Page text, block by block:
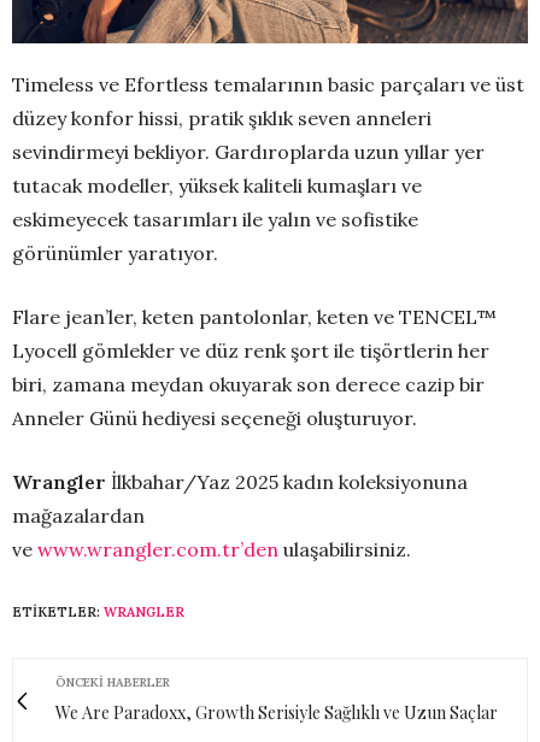
Timeless ve Efortless temalarının basic parçaları ve üst
düzey konfor hissi, pratik şıklık seven anneleri
sevindirmeyi bekliyor. Gardıroplarda uzun yıllar yer
tutacak modeller, yüksek kaliteli kumaşları ve
eskimeyecek tasarımları ile yalın ve sofistike
görünümler yaratıyor.
Flare jean’ler, keten pantolonlar, keten ve TENCEL™
Lyocell gömlekler ve düz renk şort ile tişörtlerin her
biri, zamana meydan okuyarak son derece cazip bir
Anneler Günü hediyesi seçeneği oluşturuyor.
Wrangler İlkbahar/Yaz 2025 kadın koleksiyonuna
mağazalardan
ve www.wrangler.com.tr’den ulaşabilirsiniz.
ETIKETLER: WRANGLER
ÖNCEKI HABERLER
We Are Paradoxx, Growth Serisiyle Sağlıklı ve Uzun Saçlar